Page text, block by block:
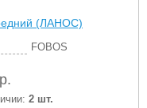
(ЛАНОС)
FOBOS
р.
2 шт.